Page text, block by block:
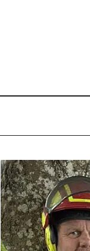
Primær
Sidebar